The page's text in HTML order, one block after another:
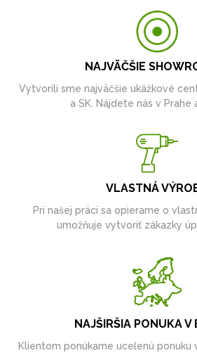
NAJVÄČŠIE
Vytvorili sme najväčšie ukážkové
a SK. Nájdete nás v Prahe
VLASTNÁ
Pri našej práci sa opierame o
umožňuje vytvoriť zákazky
NAJŠIRŠIA PONUKA V
Klientom ponúkame ucelenú ponuku